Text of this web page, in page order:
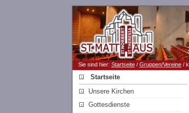
Sie sind hier: Startseite/ Gruppen/Vereine/
Startseite
Unsere Kirchen
Gottesdienste